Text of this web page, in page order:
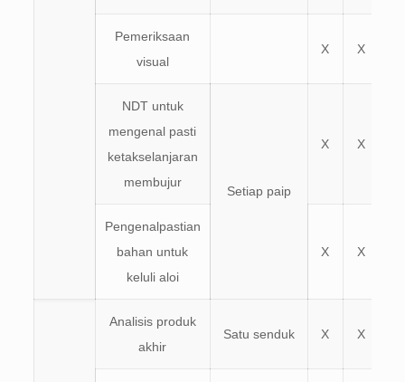
Pemeriksaan
visual
X X
NDT untuk
mengenal pasti
ketakselanjaran
membujur
Setiap paip
X X
Pengenalpastian
bahan untuk
keluli aloi
X X
Analisis produk
akhir
Satu senduk X X